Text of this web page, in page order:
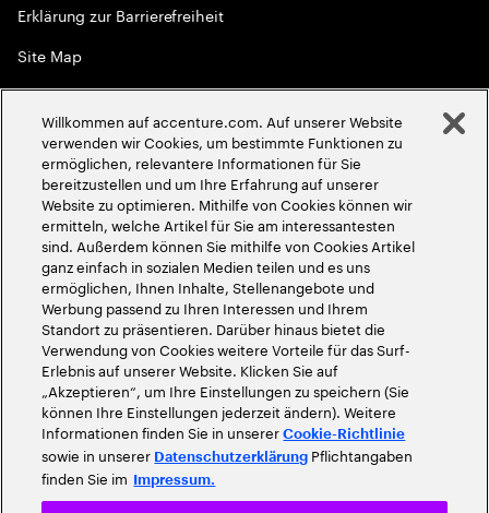
Erklärung zur Barrierefreiheit
Site Map
Globale Meritokratie
2026Accenture. Alle Rechte vorbehalten
Willkommen auf accenture.com. Auf unserer Website
verwenden wir Cookies, um bestimmte Funktionen zu
ermöglichen, relevantere Informationen für Sie
bereitzustellen und um Ihre Erfahrung auf unserer
Website zu optimieren. Mithilfe von Cookies können wir
ermitteln, welche Artikel für Sie am interessantesten
sind. Außerdem können Sie mithilfe von Cookies Artikel
ganz einfach in sozialen Medien teilen und es uns
ermöglichen, Ihnen Inhalte, Stellenangebote und
Werbung passend zu Ihren Interessen und Ihrem
Standort zu präsentieren. Darüber hinaus bietet die
Verwendung von Cookies weitere Vorteile für das Surf-
Erlebnis auf unserer Website. Klicken Sie auf
„Akzeptieren“, um Ihre Einstellungen zu speichern (Sie
können Ihre Einstellungen jederzeit ändern). Weitere
Informationen finden Sie in unsererCookie-Richtlinie
sowie in unserer Datenschutzerklärung Pflichtangaben
finden Sie im Impressum.